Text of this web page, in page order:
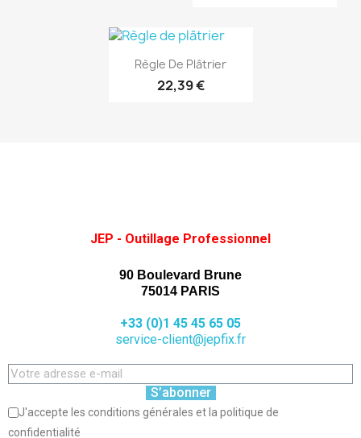
Aperçu rapide
Règle De Plâtrier
22,39 €
(1)
JEP - Outillage Professionnel
90 Boulevard Brune
75014 PARIS
+33 (0)1 45 45 65 05
service-client@jepfix.fr
S’abonner
J'accepte les conditions générales et la politique de
confidentialité